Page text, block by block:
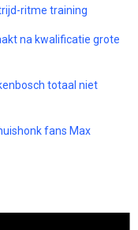
ritme training
na kwalificatie grote
totaal niet
fans Max